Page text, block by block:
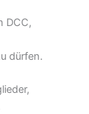
DCC,
dürfen.